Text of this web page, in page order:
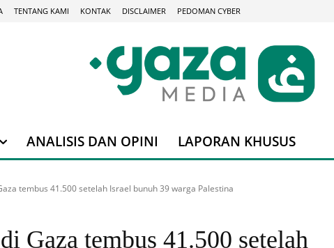
TENTANG KAMI KONTAK DISCLAIMER PEDOMAN CYBER
ANALISIS DAN OPINI LAPORAN KHUSUS
tembus 41.500 setelah Israel bunuh 39 warga Palestina
Gaza tembus 41.500 setelah